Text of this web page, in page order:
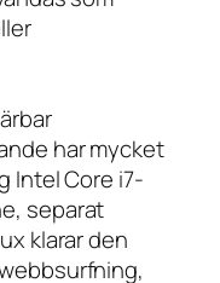
har mycket
Intel Core i7-
separat
klarar den